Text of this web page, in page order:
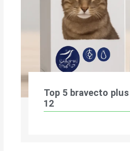
Top 5 bravecto
12